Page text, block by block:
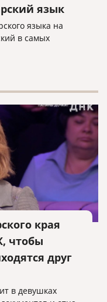
язык
языка на
в самых
края
чтобы
друг
в девушках